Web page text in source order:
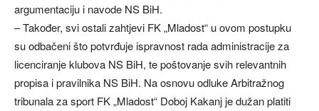
argumentaciju i navode NS BiH.
– Također, svi ostali zahtjevi FK „Mladost“ u ovom postupku
su odbačeni što potvrđuje ispravnost rada administracije za
licenciranje klubova NS BiH, te poštovanje svih relevantnih
propisa i pravilnika NS BiH. Na osnovu odluke Arbitražnog
tribunala za sport FK „Mladost“ Doboj Kakanj je dužan platiti